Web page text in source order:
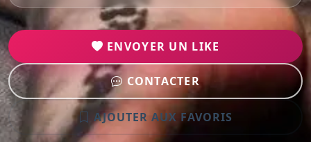
ENVOYER UN LIKE
CONTACTER
AJOUTER AUX FAVORIS